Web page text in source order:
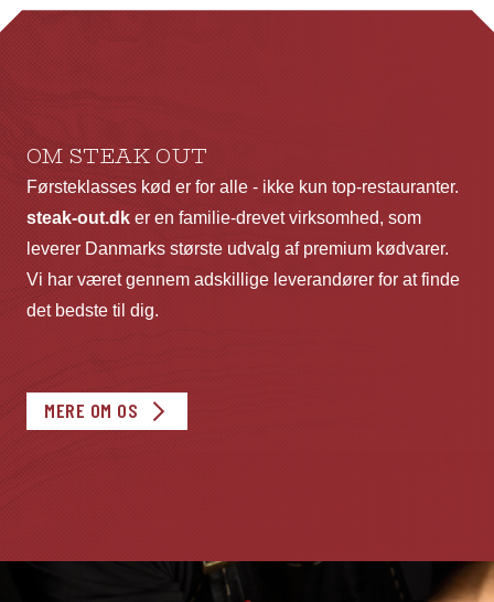
kan
OM STEAK OUT
Førsteklasses kød er for alle - ikke kun top-restauranter.
steak-out.dk er en familie-drevet virksomhed, som
leverer Danmarks største udvalg af premium kødvarer.
Vi har været gennem adskillige leverandører for at finde
det bedste til dig.
MERE OM OS